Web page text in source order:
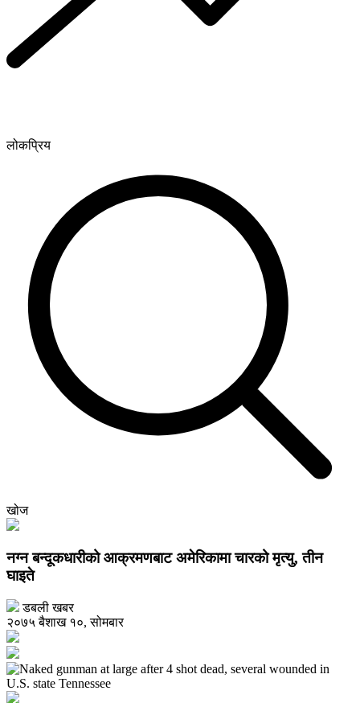
लोकप्रिय
खोज
नग्न बन्दूकधारीको आक्रमणबाट अमेरिकामा चारको मृत्यु, तीन
घाइते
डबली खबर
२०७५ बैशाख १०, सोमबार